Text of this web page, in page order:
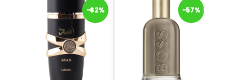
-62% -57%